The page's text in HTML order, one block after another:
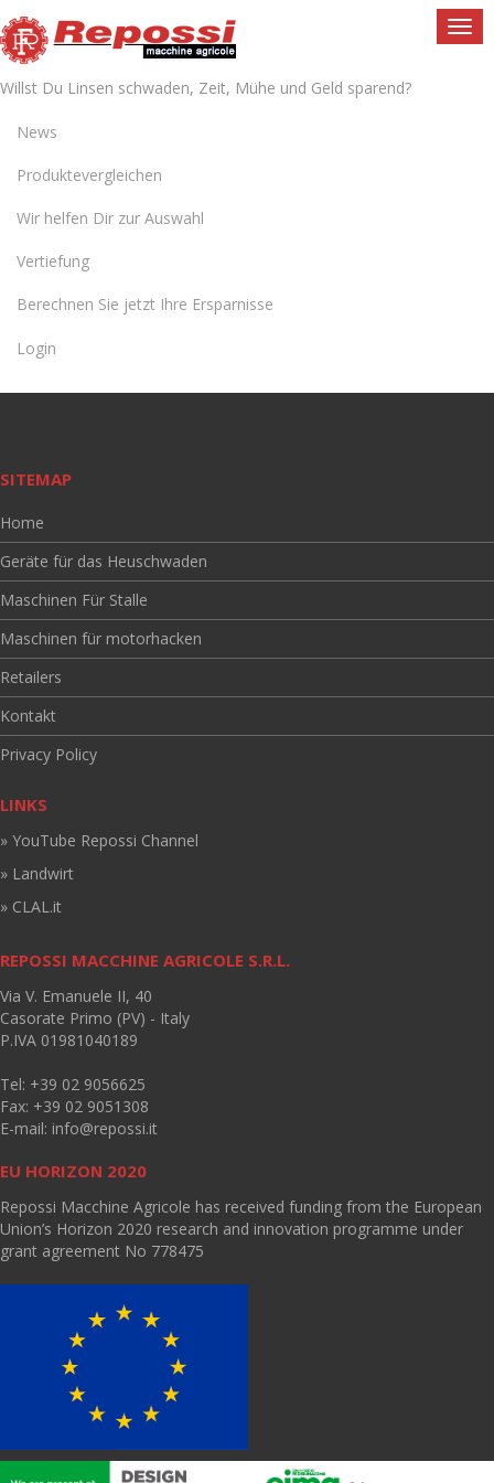
Willst Du Linsen schwaden, Zeit, Mühe und Geld sparend?
News
Produktevergleichen
Wir helfen Dir zur Auswahl
Vertiefung
Berechnen Sie jetzt Ihre Ersparnisse
Login
SITEMAP
Home
Geräte für das Heuschwaden
Maschinen Für Stalle
Maschinen für motorhacken
Retailers
Kontakt
Privacy Policy
LINKS
» YouTube Repossi Channel
» Landwirt
» CLAL.it
REPOSSI MACCHINE AGRICOLE S.R.L.
Via V. Emanuele II, 40
Casorate Primo (PV) - Italy
P.IVA 01981040189
Tel: +39 02 9056625
Fax: +39 02 9051308
E-mail: info@repossi.it
EU HORIZON 2020
Repossi Macchine Agricole has received funding from the European
Union’s Horizon 2020 research and innovation programme under
grant agreement No 778475